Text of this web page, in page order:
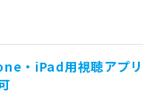
・iPad用視聴アプリ